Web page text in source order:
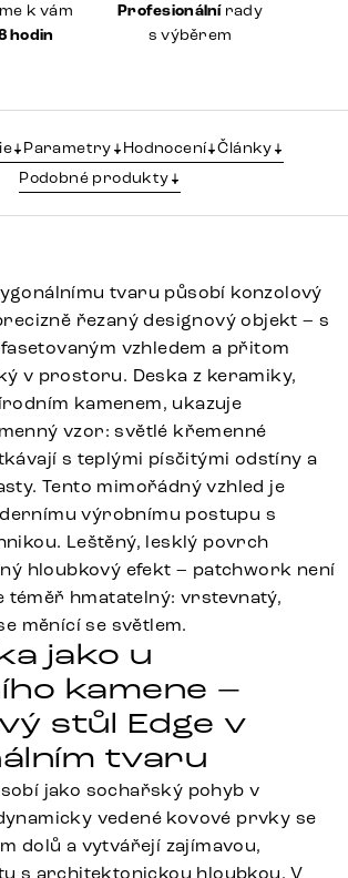
k vám
hodin
Profesionálnírady
s výběrem
Parametry Hodnocení Články
Podobné produkty
tvaru působí konzolový
řezaný designový objekt – s
vzhledem a přitom
v prostoru. Deska z keramiky,
kamenem, ukazuje
vzor: světlé křemenné
s teplými písčitými odstíny a
Tento mimořádný vzhled je
výrobnímu postupu s
Leštěný, lesklý povrch
hloubkový efekt – patchwork není
téměř hmatatelný: vrstevnatý,
měnící se světlem.
jako u
kamene –
stůl Edge v
tvaru
jako sochařský pohyb v
vedené kovové prvky se
dolů a vytvářejí zajímavou,
s architektonickou hloubkou. V